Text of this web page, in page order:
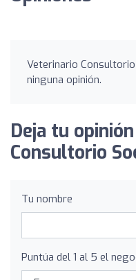
Veterinario
ninguna opinión.
Deja tu
Consultorio
Tu nombre
Puntúa del 1 al 5 el